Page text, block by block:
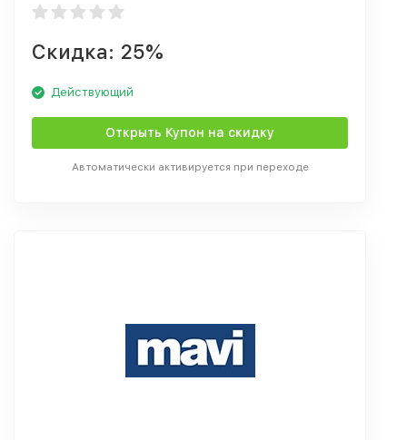
Скидка: 25%
Действующий
Открыть Купон на скидку
Автоматически активируется при переходе